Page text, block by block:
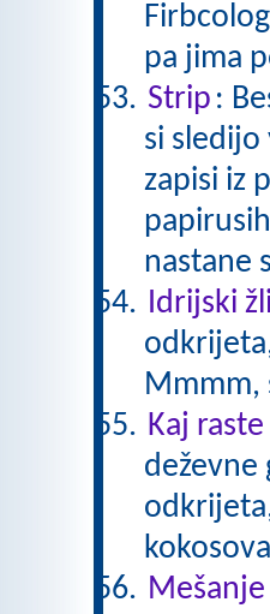
pa jima
Strip :
si
zapisi iz
Idrijski
Kaj
deževne